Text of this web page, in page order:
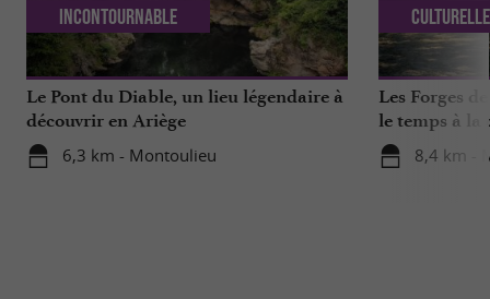
Le Pont du Diable, un lieu légendaire à
découvrir en Ariège
6,3 km - Montoulieu
Incontournable
Les Forges
le temps à la
métiers
8,4 km -
Culturelle